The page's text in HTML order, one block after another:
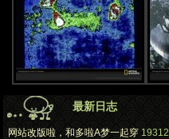
最新日志
网站改版啦，和多啦A梦一起穿 19312